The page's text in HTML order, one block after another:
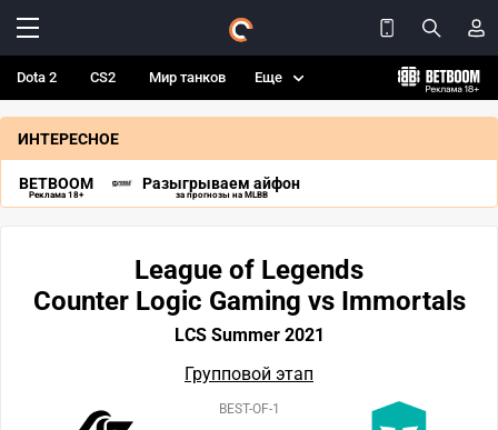
Dota 2 CS2 Мир танков Еще
ИНТЕРЕСНОЕ
BETBOOM
Реклама 18+
Разыгрываем айфон
за прогнозы на MLBB
League of Legends
Counter Logic Gaming vs Immortals
LCS Summer 2021
Групповой этап
BEST-OF-1